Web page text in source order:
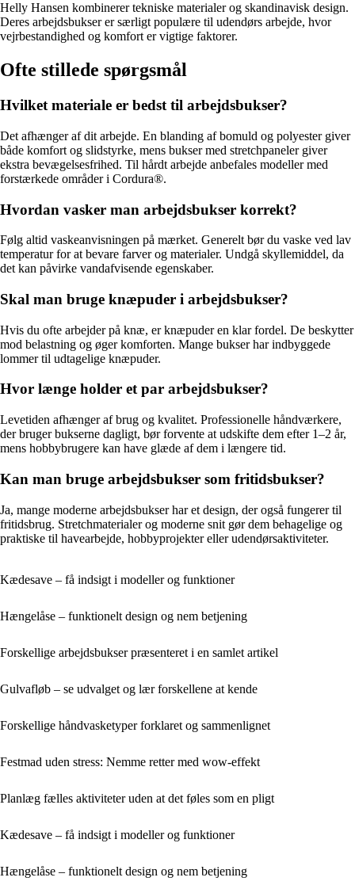
Helly Hansen kombinerer tekniske materialer og skandinavisk design.
Deres arbejdsbukser er særligt populære til udendørs arbejde, hvor
vejrbestandighed og komfort er vigtige faktorer.
Ofte stillede spørgsmål
Hvilket materiale er bedst til arbejdsbukser?
Det afhænger af dit arbejde. En blanding af bomuld og polyester giver
både komfort og slidstyrke, mens bukser med stretchpaneler giver
ekstra bevægelsesfrihed. Til hårdt arbejde anbefales modeller med
forstærkede områder i Cordura®.
Hvordan vasker man arbejdsbukser korrekt?
Følg altid vaskeanvisningen på mærket. Generelt bør du vaske ved lav
temperatur for at bevare farver og materialer. Undgå skyllemiddel, da
det kan påvirke vandafvisende egenskaber.
Skal man bruge knæpuder i arbejdsbukser?
Hvis du ofte arbejder på knæ, er knæpuder en klar fordel. De beskytter
mod belastning og øger komforten. Mange bukser har indbyggede
lommer til udtagelige knæpuder.
Hvor længe holder et par arbejdsbukser?
Levetiden afhænger af brug og kvalitet. Professionelle håndværkere,
der bruger bukserne dagligt, bør forvente at udskifte dem efter 1–2 år,
mens hobbybrugere kan have glæde af dem i længere tid.
Kan man bruge arbejdsbukser som fritidsbukser?
Ja, mange moderne arbejdsbukser har et design, der også fungerer til
fritidsbrug. Stretchmaterialer og moderne snit gør dem behagelige og
praktiske til havearbejde, hobbyprojekter eller udendørsaktiviteter.
Kædesave – få indsigt i modeller og funktioner
Hængelåse – funktionelt design og nem betjening
Forskellige arbejdsbukser præsenteret i en samlet artikel
Gulvafløb – se udvalget og lær forskellene at kende
Forskellige håndvasketyper forklaret og sammenlignet
Festmad uden stress: Nemme retter med wow-effekt
Planlæg fælles aktiviteter uden at det føles som en pligt
Kædesave – få indsigt i modeller og funktioner
Hængelåse – funktionelt design og nem betjening